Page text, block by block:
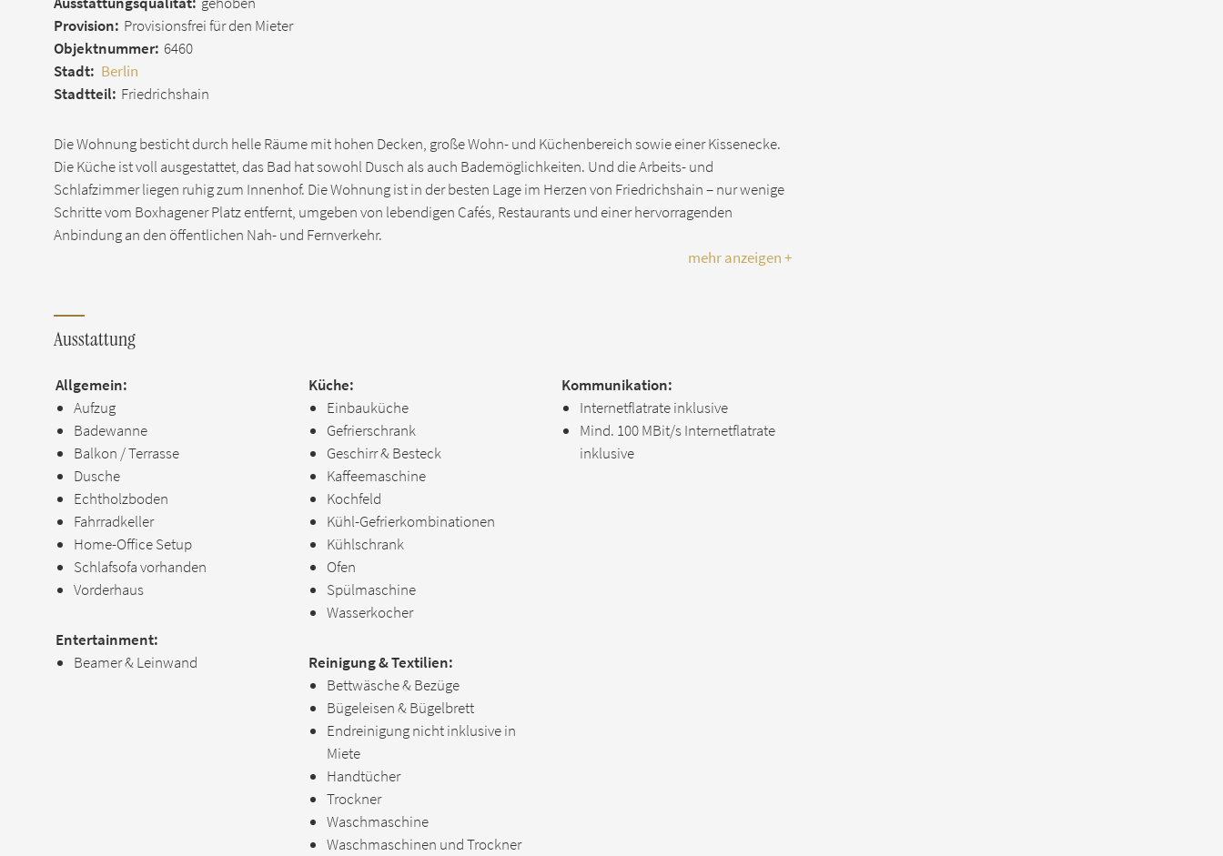
Provision: Provisionsfrei für den Mieter
Objektnummer: 6460
Stadt: Berlin
Stadtteil: Friedrichshain
Die Wohnung besticht durch helle Räume mit hohen Decken, große Wohn- und Küchenbereich sowie einer Kissenecke.
Die Küche ist voll ausgestattet, das Bad hat sowohl Dusch als auch Bademöglichkeiten. Und die Arbeits- und
Schlafzimmer liegen ruhig zum Innenhof. Die Wohnung ist in der besten Lage im Herzen von Friedrichshain – nur wenige
Schritte vom Boxhagener Platz entfernt, umgeben von lebendigen Cafés, Restaurants und einer hervorragenden
Anbindung an den öffentlichen Nah- und Fernverkehr.
mehr anzeigen +
Ausstattung
Allgemein:
Aufzug
Badewanne
Balkon / Terrasse
Dusche
Echtholzboden
Fahrradkeller
Home-Office Setup
Schlafsofa vorhanden
Vorderhaus
Entertainment:
Beamer & Leinwand
Küche:
Einbauküche
Gefrierschrank
Geschirr & Besteck
Kaffeemaschine
Kochfeld
Kühl-Gefrierkombinationen
Kühlschrank
Ofen
Spülmaschine
Wasserkocher
Reinigung & Textilien:
Bettwäsche & Bezüge
Bügeleisen & Bügelbrett
Endreinigung nicht inklusive in
Miete
Handtücher
Trockner
Waschmaschine
Waschmaschinen und Trockner
Kommunikation:
Internetflatrate inklusive
Mind. 100 MBit/s Internetflatrate
inklusive